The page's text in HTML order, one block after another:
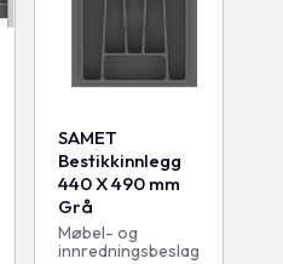
SAMET
Bestikkinnlegg
440 X 490 mm
Grå
Møbel- og
innredningsbeslag